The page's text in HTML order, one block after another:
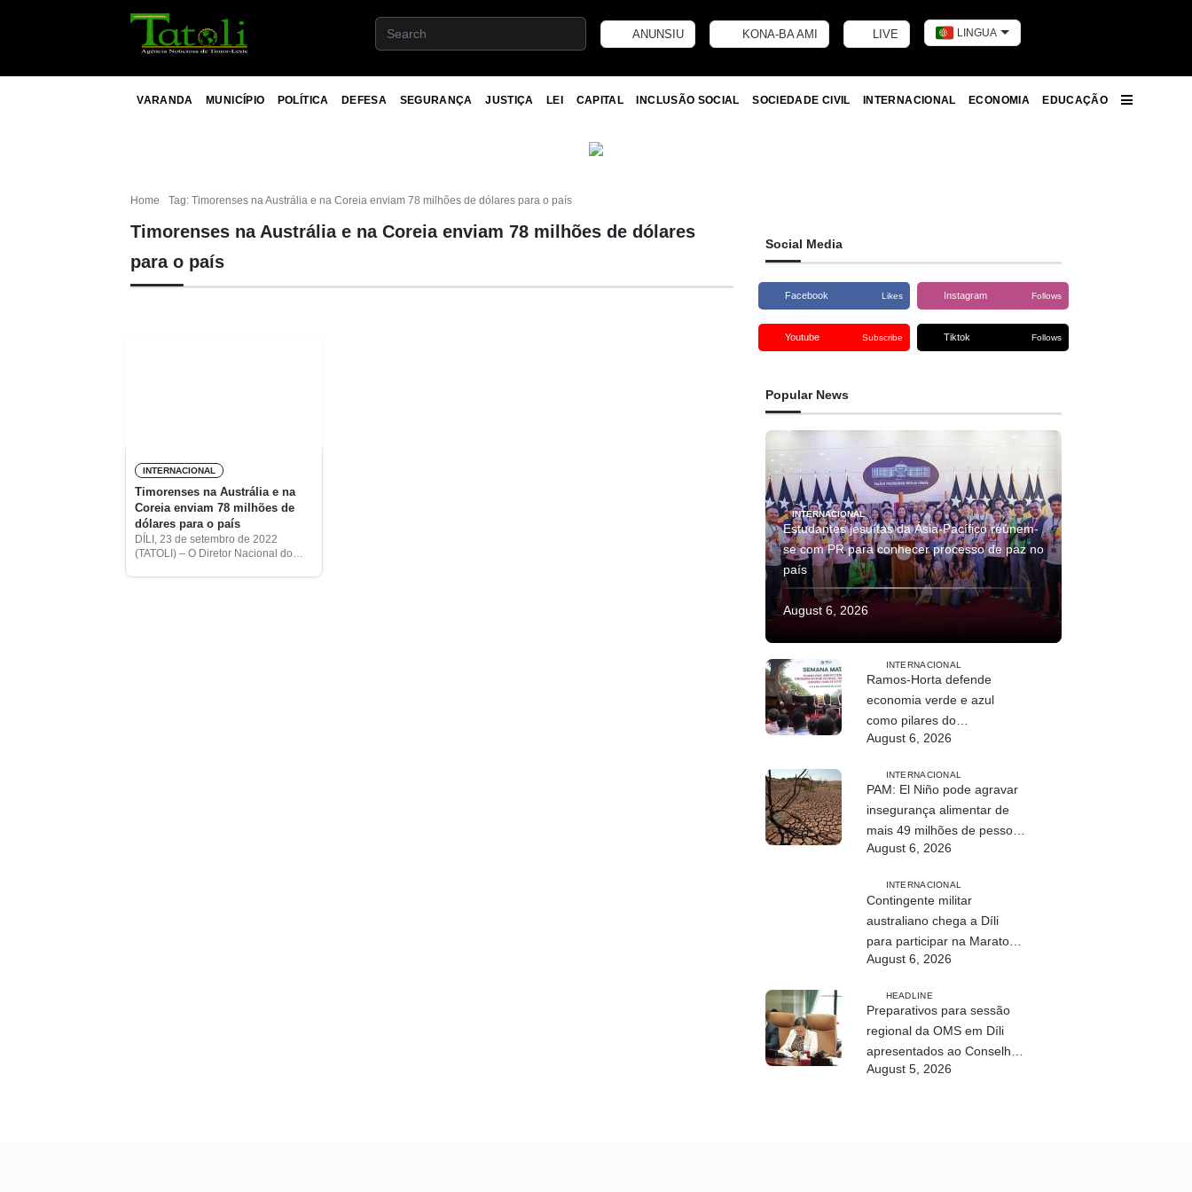
ANUNSIU KONA-BA AMI LIVE LINGUA
VARANDA MUNICÍPIO POLÍTICA DEFESA SEGURANÇA JUSTIÇA LEI CAPITAL INCLUSÃO SOCIAL SOCIEDADE CIVIL INTERNACIONAL ECONOMIA
EDUCAÇÃO
Home Tag: Timorenses na Austrália e na Coreia enviam 78 milhões de dólares para o país
Timorenses na Austrália e na Coreia enviam 78 milhões de dólares
para o país
INTERNACIONAL
Timorenses na Austrália e na
Coreia enviam 78 milhões de
dólares para o país
DÍLI, 23 de setembro de 2022
(TATOLI) – O Diretor Nacional do
Social Media
Facebook Likes Instagram Follows
Youtube Subscribe Tiktok Follows
Popular News
INTERNACIONAL
Estudantes jesuítas da Ásia-Pacífico reúnem-
se com PR para conhecer processo de paz no
país
August 6, 2026
INTERNACIONAL
Ramos-Horta defende
economia verde e azul
como pilares do
desenvolvimento
August 6, 2026
INTERNACIONAL
PAM: El Niño pode agravar
insegurança alimentar de
mais 49 milhões de pessoas
até 2027
August 6, 2026
INTERNACIONAL
Contingente militar
australiano chega a Díli
para participar na Maratona
Internacional de 2026
August 6, 2026
HEADLINE
Preparativos para sessão
regional da OMS em Díli
apresentados ao Conselho
de Ministros
August 5, 2026